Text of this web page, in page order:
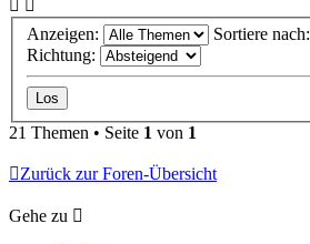
Anzeigen:
Sortiere nach:
Richtung:
21 Themen • Seite 1 von 1
Zurück zur Foren-Übersicht
Gehe zu